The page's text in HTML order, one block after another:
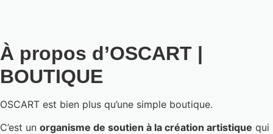
À propos d’OSCART |
BOUTIQUE
OSCART est bien plus qu’une simple boutique.
C’est un organisme de soutien à la création artistique qui